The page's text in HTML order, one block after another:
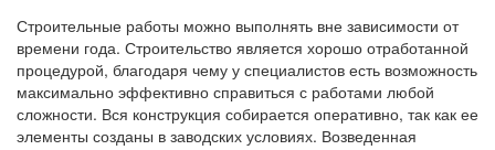
Строительные работы можно выполнять вне зависимости от
времени года. Строительство является хорошо отработанной
процедурой, благодаря чему у специалистов есть возможность
максимально эффективно справиться с работами любой
сложности. Вся конструкция собирается оперативно, так как ее
элементы созданы в заводских условиях. Возведенная